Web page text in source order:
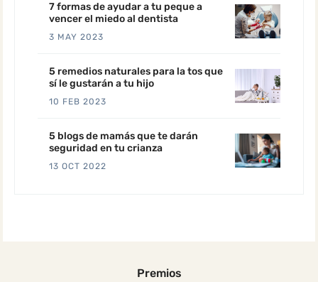
7 formas de ayudar a tu peque a
vencer el miedo al dentista
3 MAY 2023
5 remedios naturales para la tos que
sí le gustarán a tu hijo
10 FEB 2023
5 blogs de mamás que te darán
seguridad en tu crianza
13 OCT 2022
Premios